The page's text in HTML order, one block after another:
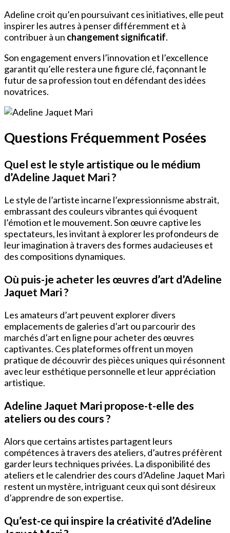
Adeline croit qu’en poursuivant ces initiatives, elle peut
inspirer les autres à penser différemment et à
contribuer à un changement significatif.
Son engagement envers l’innovation et l’excellence
garantit qu’elle restera une figure clé, façonnant le
futur de sa profession tout en défendant des idées
novatrices.
Questions Fréquemment Posées
Quel est le style artistique ou le médium
d’Adeline Jaquet Mari ?
Le style de l’artiste incarne l’expressionnisme abstrait,
embrassant des couleurs vibrantes qui évoquent
l’émotion et le mouvement. Son œuvre captive les
spectateurs, les invitant à explorer les profondeurs de
leur imagination à travers des formes audacieuses et
des compositions dynamiques.
Où puis-je acheter les œuvres d’art d’Adeline
Jaquet Mari ?
Les amateurs d’art peuvent explorer divers
emplacements de galeries d’art ou parcourir des
marchés d’art en ligne pour acheter des œuvres
captivantes. Ces plateformes offrent un moyen
pratique de découvrir des pièces uniques qui résonnent
avec leur esthétique personnelle et leur appréciation
artistique.
Adeline Jaquet Mari propose-t-elle des
ateliers ou des cours ?
Alors que certains artistes partagent leurs
compétences à travers des ateliers, d’autres préfèrent
garder leurs techniques privées. La disponibilité des
ateliers et le calendrier des cours d’Adeline Jaquet Mari
restent un mystère, intriguant ceux qui sont désireux
d’apprendre de son expertise.
Qu’est-ce qui inspire la créativité d’Adeline